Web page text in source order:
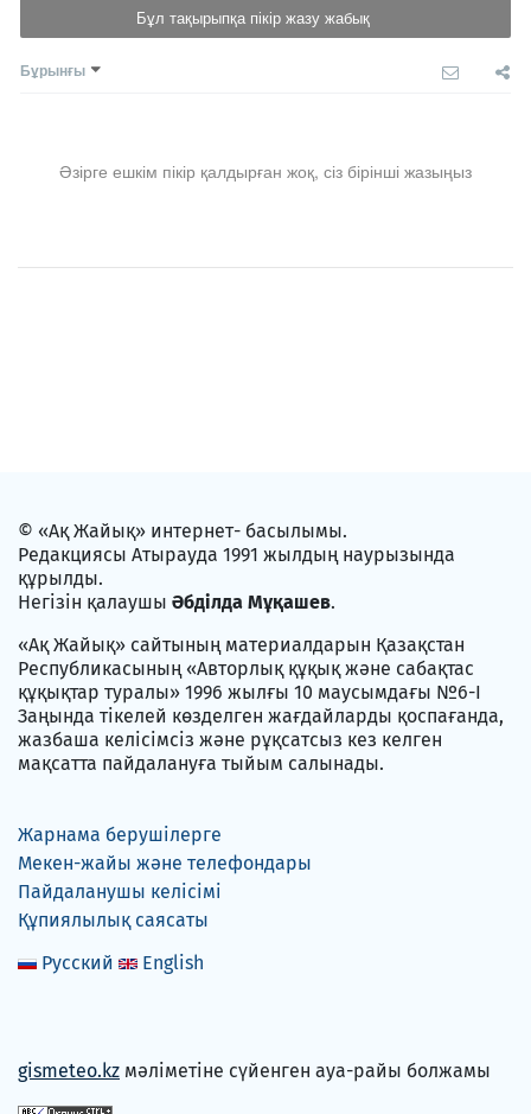
Бұл тақырыпқа пікір жазу жабық
Бұрынғы
Әзірге ешкім пікір қалдырған жоқ, сіз бірінші жазыңыз
© «Ақ Жайық» интернет- басылымы.
Редакциясы Атырауда 1991 жылдың наурызында
құрылды.
Негізін қалаушы Әбділда Мұқашев.
«Ақ Жайық» сайтының материалдарын Қазақстан
Республикасының «Авторлық құқық және сабақтас
құқықтар туралы» 1996 жылғы 10 маусымдағы №6-I
Заңында тікелей көзделген жағдайларды қоспағанда,
жазбаша келісімсіз және рұқсатсыз кез келген
мақсатта пайдалануға тыйым салынады.
Жарнама берушілерге
Мекен-жайы және телефондары
Пайдаланушы келісімі
Құпиялылық саясаты
Русский
English
gismeteo.kz мәліметіне сүйенген ауа-райы болжамы